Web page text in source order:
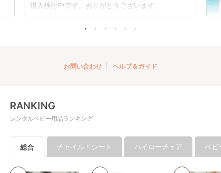
購入検討中です。ありがとうございます。
お問い合わせ ヘルプ＆ガイド
RANKING
レンタルベビー用品ランキング
総合 チャイルドシート ハイローチェア ベビ